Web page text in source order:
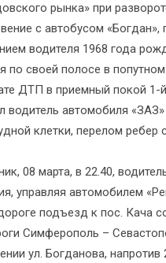
рынка» при
с автобусом «Богдан»,
водителя 1968 года
по своей полосе в
ДТП в приемный покой 1-
водитель автомобиля
клетки, перелом ребер
08 марта, в 22.40,
управляя автомобилем
подъезд к пос. Кача
Симферополь –
ул. Богданова,